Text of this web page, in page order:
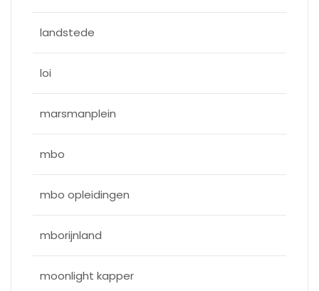
landstede
loi
marsmanplein
mbo
mbo opleidingen
mborijnland
moonlight kapper